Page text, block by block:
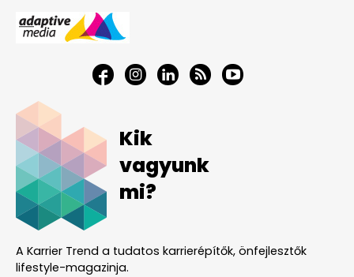
Kik
vagyunk
mi?
A Karrier Trend a tudatos karrierépítők, önfejlesztők
lifestyle-magazinja.